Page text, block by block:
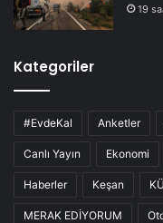
19
Kategoriler
#EvdeKal Anketler
Canlı Yayın Ekonomi
Haberler Keşan
MERAK EDİYORUM